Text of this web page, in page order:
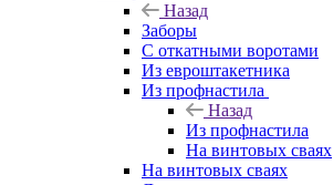
Назад
Заборы
C откатными воротами
Из евроштакетника
Из профнастила
Назад
Из профнастила
На винтовых сваях
На винтовых сваях